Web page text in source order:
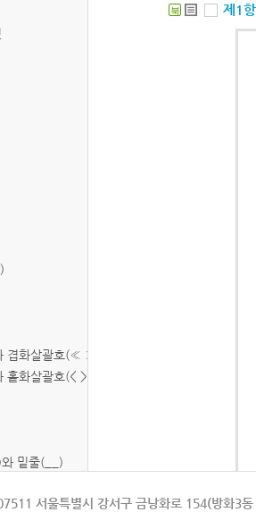
겹화살괄호(≪ ≫)
홑화살괄호(< >)
밑줄(__)
북 제1항
서울특별시 강서구 금낭화로 154(방화3